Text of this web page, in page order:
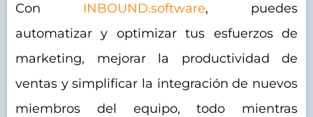
Con INBOUND.software, puedes
automatizar y optimizar tus esfuerzos de
marketing, mejorar la productividad de
ventas y simplificar la integración de nuevos
miembros del equipo, todo mientras